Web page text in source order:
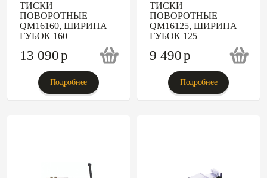
ТИСКИ
ПОВОРОТНЫЕ
QM16160, ШИРИНА
ГУБОК 160
13 090p
Подробнее
ТИСКИ
ПОВОРОТНЫЕ
QM16125, ШИРИНА
ГУБОК 125
9 490p
Подробнее